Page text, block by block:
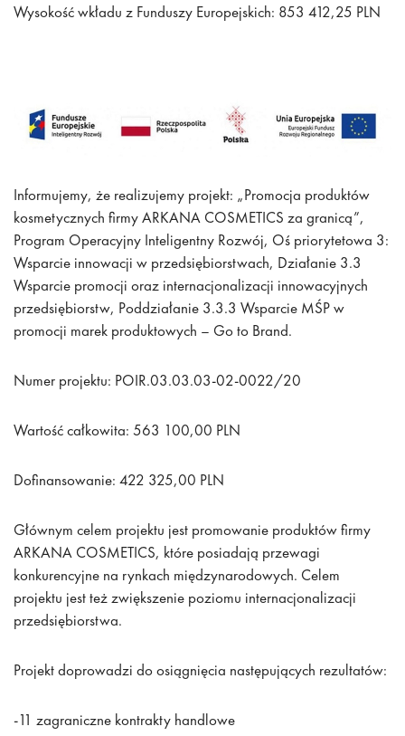
Wysokość wkładu z Funduszy Europejskich: 853 412,25 PLN
Informujemy, że realizujemy projekt: „Promocja produktów
kosmetycznych firmy ARKANA COSMETICS za granicą”,
Program Operacyjny Inteligentny Rozwój, Oś priorytetowa 3:
Wsparcie innowacji w przedsiębiorstwach, Działanie 3.3
Wsparcie promocji oraz internacjonalizacji innowacyjnych
przedsiębiorstw, Poddziałanie 3.3.3 Wsparcie MŚP w
promocji marek produktowych – Go to Brand.
Numer projektu: POIR.03.03.03-02-0022/20
Wartość całkowita: 563 100,00 PLN
Dofinansowanie: 422 325,00 PLN
Głównym celem projektu jest promowanie produktów firmy
ARKANA COSMETICS, które posiadają przewagi
konkurencyjne na rynkach międzynarodowych. Celem
projektu jest też zwiększenie poziomu internacjonalizacji
przedsiębiorstwa.
Projekt doprowadzi do osiągnięcia następujących rezultatów:
-11 zagraniczne kontrakty handlowe